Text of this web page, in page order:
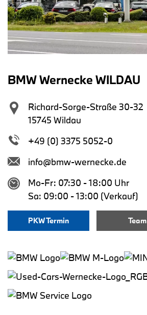
BMW Wernecke WILDAU
Richard-Sorge-Straße 30-32
15745 Wildau
+49 (0) 3375 5052-0
info@bmw-wernecke.de
Mo-Fr: 07:30 - 18:00 Uhr
Sa: 09:00 - 13:00 (Verkauf)
PKW Termin Team